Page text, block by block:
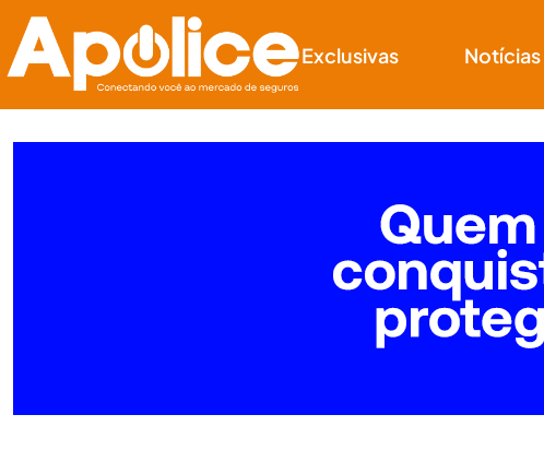
Exclusivas Notícias